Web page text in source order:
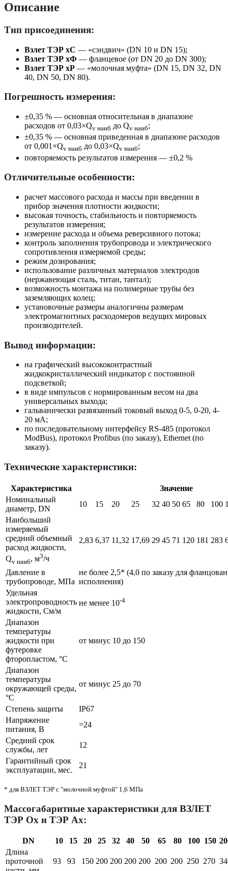
Описание
Тип присоединения:
Взлет ТЭР хС — «сэндвич» (DN 10 и DN 15);
Взлет ТЭР хФ — фланцевое (от DN 20 до DN 300);
Взлет ТЭР хР — «молочная муфта» (DN 15, DN 32, DN
40, DN 50, DN 80).
Погрешность измерения:
±0,35 % — основная относительная в диапазоне
расходов от 0,03×Qv наиб до Qv наиб;
±0,35 % — основная приведенная в диапазоне расходов
от 0,001×Qv наиб до 0,03×Qv наиб;
повторяемость результатов измерения — ±0,2 %
Отличительные особенности:
расчет массового расхода и массы при введении в
прибор значения плотности жидкости;
высокая точность, стабильность и повторяемость
результатов измерения;
измерение расхода и объема реверсивного потока;
контроль заполнения трубопровода и электрического
сопротивления измеряемой среды;
режим дозирования;
использование различных материалов электродов
(нержавеющая сталь, титан, тантал);
возможность монтажа на полимерные трубы без
заземляющих колец;
установочные размеры аналогичны размерам
электромагнитных расходомеров ведущих мировых
производителей.
Вывод информации:
на графический высококонтрастный
жидкокристаллический индикатор с постоянной
подсветкой;
в виде импульсов с нормированным весом на два
универсальных выхода;
гальванически развязанный токовый выход 0-5, 0-20, 4-
20 мА;
по последовательному интерфейсу RS-485 (протокол
ModBus), протокол Profibus (по заказу), Ethernet (по
заказу).
Технические характеристики:
Характеристика
Значение
Номинальный
диаметр, DN
10 15 20 25 32 40 50 65 80 100
Наибольший
измеряемый
средний объемный
расход жидкости,
Qv наиб, м3/ч
2,83 6,37 11,32 17,69 29 45 71 120 181 283
Давление в
трубопроводе, МПа
не более 2,5* (4,0 по заказу для
исполнения)
Удельная
электропроводность
жидкости, См/м
не менее 10-4
Диапазон
температуры
жидкости при
футеровке
фторопластом, °С
от минус 10 до 150
Диапазон
температуры
окружающей среды,
°С
от минус 25 до 70
Степень защиты
IP67
Напряжение
питания, В
=24
Средний срок
службы, лет
12
Гарантийный срок
эксплуатации, мес.
21
* для ВЗЛЕТ ТЭР с "молочной муфтой" 1,6 МПа
Массогабаритные характеристики для ВЗЛЕТ
ТЭР Ох и ТЭР Ах:
DN 10 15 20 25 32 40 50 65 80 100 150
Длина
проточной
93 93 150 200 200 200 200 200 200 250 270